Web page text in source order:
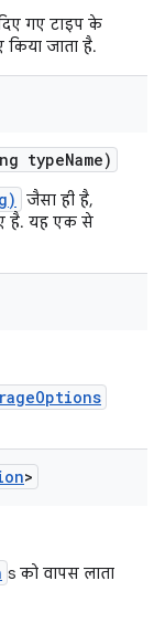
गए टाइप के
जाता है.
typeName)
जैसा ही है,
है. यह एक से
>
s को वापस लाता